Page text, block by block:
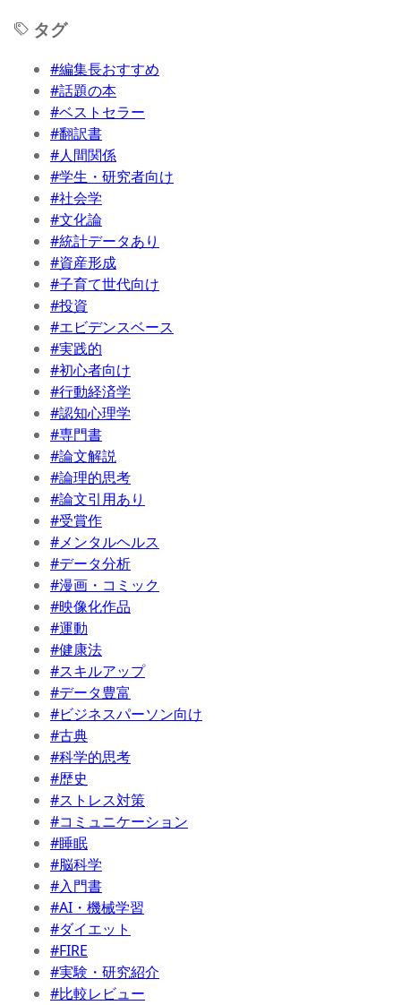
タグ
#編集長おすすめ
#話題の本
#ベストセラー
#翻訳書
#人間関係
#学生・研究者向け
#社会学
#文化論
#統計データあり
#資産形成
#子育て世代向け
#投資
#エビデンスベース
#実践的
#初心者向け
#行動経済学
#認知心理学
#専門書
#論文解説
#論理的思考
#論文引用あり
#受賞作
#メンタルヘルス
#データ分析
#漫画・コミック
#映像化作品
#運動
#健康法
#スキルアップ
#データ豊富
#ビジネスパーソン向け
#古典
#科学的思考
#歴史
#ストレス対策
#コミュニケーション
#睡眠
#脳科学
#入門書
#AI・機械学習
#ダイエット
#FIRE
#実験・研究紹介
#比較レビュー